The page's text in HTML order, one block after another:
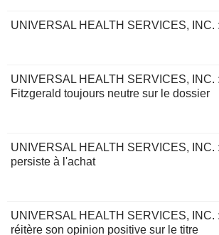
UNIVERSAL HEALTH SERVICES, INC.
UNIVERSAL HEALTH SERVICES, INC.
Fitzgerald toujours neutre sur le dossier
UNIVERSAL HEALTH SERVICES, INC.
persiste à l'achat
UNIVERSAL HEALTH SERVICES, INC.
réitère son opinion positive sur le titre